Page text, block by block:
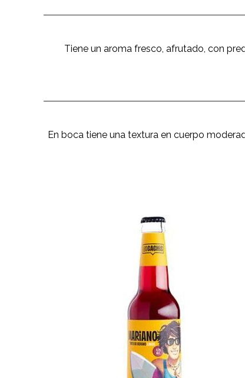
Tiene un aroma fresco, afrutado, con
En boca tiene una textura en cuerpo